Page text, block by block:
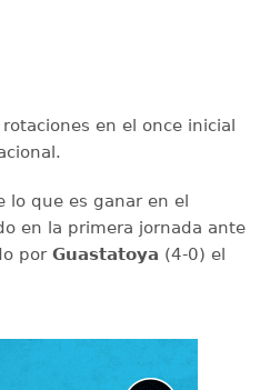
en el once inicial
lo que es ganar en el
en la primera jornada ante
por Guastatoya (4-0) el